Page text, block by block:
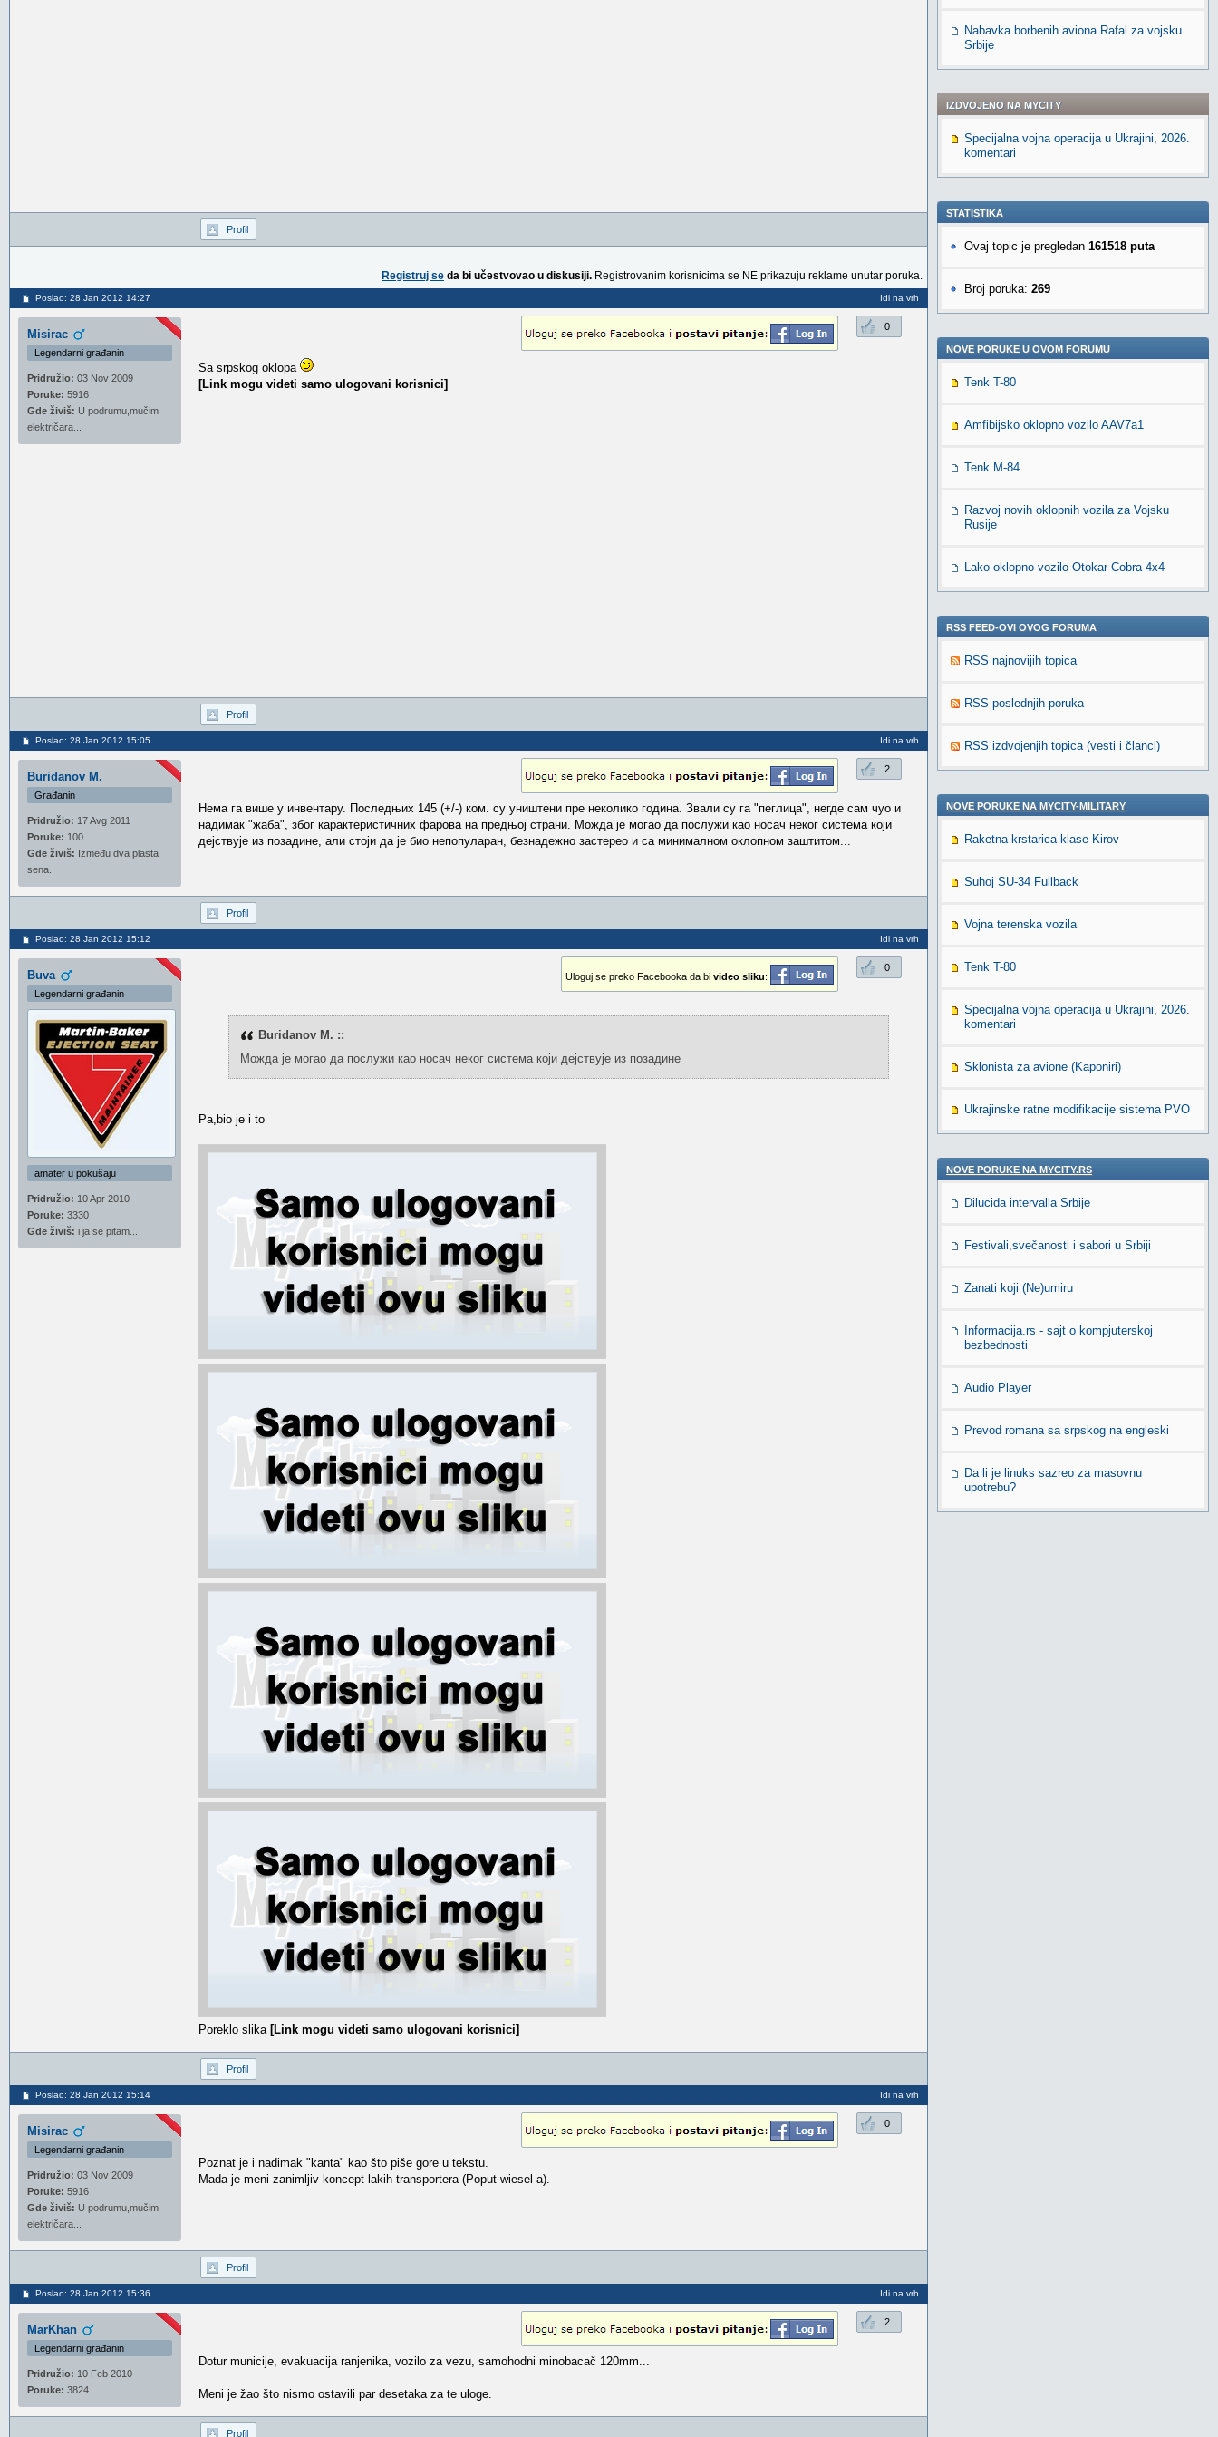
Profil
Registruj se da bi učestvovao u diskusiji. Registrovanim korisnicima se NE prikazuju reklame unutar poruka.
Poslao: 28 Jan 2012 14:27 Idi na vrh
Misirac
Legendarni građanin
Pridružio: 03 Nov 2009
Poruke: 5916
Gde živiš: U podrumu,mučim
električara...
0
Sa srpskog oklopa
[Link mogu videti samo ulogovani korisnici]
Profil
Poslao: 28 Jan 2012 15:05 Idi na vrh
Buridanov M.
Građanin
Pridružio: 17 Avg 2011
Poruke: 100
Gde živiš: Između dva plasta
sena.
2
Нема га више у инвентару. Последњих 145 (+/-) ком. су уништени пре неколико година. Звали су га "пеглица", негде сам чуо и
надимак "жаба", због карактеристичних фарова на предњој страни. Можда је могао да послужи као носач неког система који
дејствује из позадине, али стоји да је био непопуларан, безнадежно застерео и са минималном оклопном заштитом...
Profil
Poslao: 28 Jan 2012 15:12 Idi na vrh
Buva
Legendarni građanin
amater u pokušaju
Pridružio: 10 Apr 2010
Poruke: 3330
Gde živiš: i ja se pitam...
0
Uloguj se preko Facebooka da bi video sliku:
Buridanov M. ::
Можда је могао да послужи као носач неког система који дејствује из позадине
Pa,bio je i to
Poreklo slika [Link mogu videti samo ulogovani korisnici]
Profil
Poslao: 28 Jan 2012 15:14 Idi na vrh
Misirac
Legendarni građanin
Pridružio: 03 Nov 2009
Poruke: 5916
Gde živiš: U podrumu,mučim
električara...
0
Poznat je i nadimak "kanta" kao što piše gore u tekstu.
Mada je meni zanimljiv koncept lakih transportera (Poput wiesel-a).
Profil
Poslao: 28 Jan 2012 15:36 Idi na vrh
MarKhan
Legendarni građanin
Pridružio: 10 Feb 2010
Poruke: 3824
2
Dotur municije, evakuacija ranjenika, vozilo za vezu, samohodni minobacač 120mm...
Meni je žao što nismo ostavili par desetaka za te uloge.
Profil
Nabavka borbenih aviona Rafal za vojsku
Srbije
IZDVOJENO NA MYCITY
Specijalna vojna operacija u Ukrajini, 2026.
komentari
STATISTIKA
Ovaj topic je pregledan 161518 puta
Broj poruka: 269
NOVE PORUKE U OVOM FORUMU
Tenk T-80
Amfibijsko oklopno vozilo AAV7a1
Tenk M-84
Razvoj novih oklopnih vozila za Vojsku
Rusije
Lako oklopno vozilo Otokar Cobra 4x4
RSS FEED-OVI OVOG FORUMA
RSS najnovijih topica
RSS poslednjih poruka
RSS izdvojenjih topica (vesti i članci)
NOVE PORUKE NA MYCITY-MILITARY
Raketna krstarica klase Kirov
Suhoj SU-34 Fullback
Vojna terenska vozila
Tenk T-80
Specijalna vojna operacija u Ukrajini, 2026.
komentari
Sklonista za avione (Kaponiri)
Ukrajinske ratne modifikacije sistema PVO
NOVE PORUKE NA MYCITY.RS
Dilucida intervalla Srbije
Festivali,svečanosti i sabori u Srbiji
Zanati koji (Ne)umiru
Informacija.rs - sajt o kompjuterskoj
bezbednosti
Audio Player
Prevod romana sa srpskog na engleski
Da li je linuks sazreo za masovnu
upotrebu?